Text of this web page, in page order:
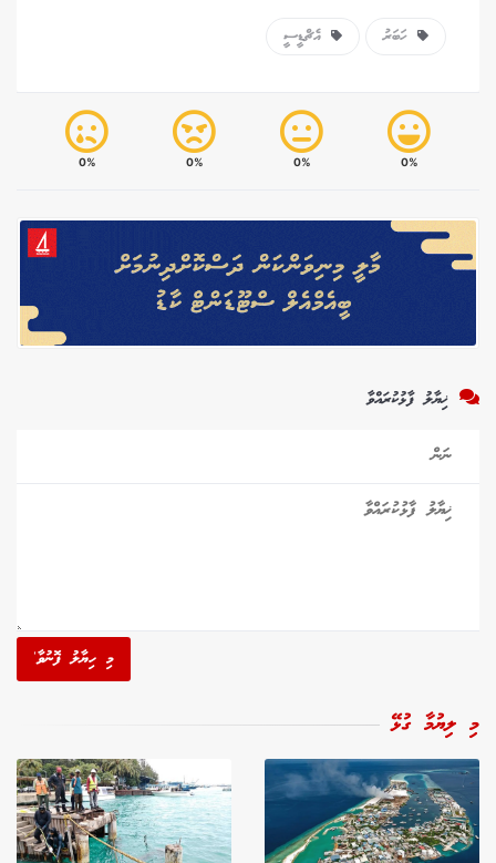
ހަބަރު އެޗްޑީސީ
0%
0%
0%
0%
ޚިޔާލު ފާޅުކުރައްވާ
މި ހިޔާލު ފޮނުވާ'
މި ލިޔުމާ ގުޅޭ